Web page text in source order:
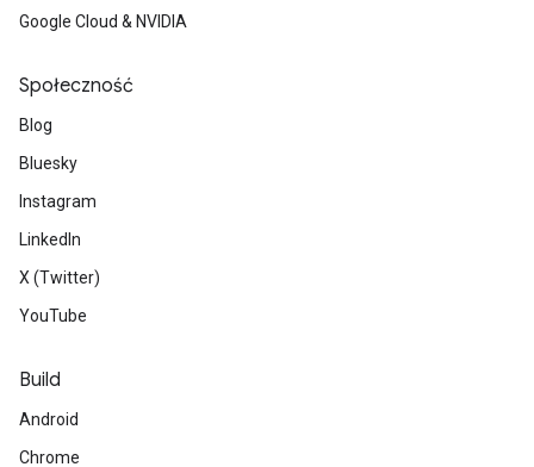
Google Cloud & NVIDIA
Społeczność
Blog
Bluesky
Instagram
LinkedIn
X (Twitter)
YouTube
Build
Android
Chrome